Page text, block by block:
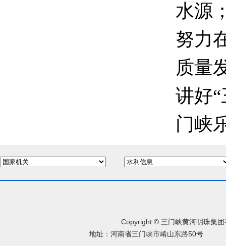
水源
努力
质量
讲好
门峡
Copyright © 三门峡黄河明珠集团
地址：河南省三门峡市崤山东路50号